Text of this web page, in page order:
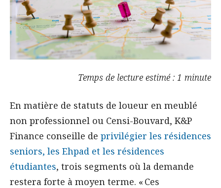
Temps de lecture estimé : 1 minute
En matière de statuts de loueur en meublé
non professionnel ou Censi-Bouvard, K&P
Finance conseille de privilégier les résidences
seniors, les Ehpad et les résidences
étudiantes, trois segments où la demande
restera forte à moyen terme. « Ces